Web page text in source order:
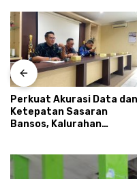
Perkuat Akurasi Data dan
Ketepatan Sasaran
Bansos, Kalurahan
Perlinsos